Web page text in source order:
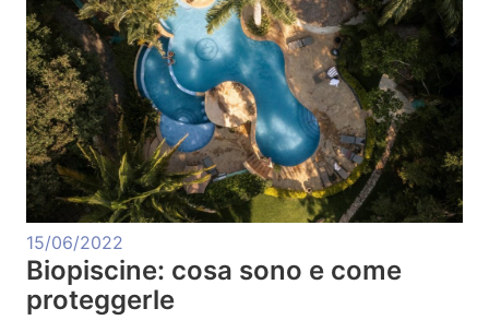
15/06/2022
Biopiscine: cosa sono e come
proteggerle